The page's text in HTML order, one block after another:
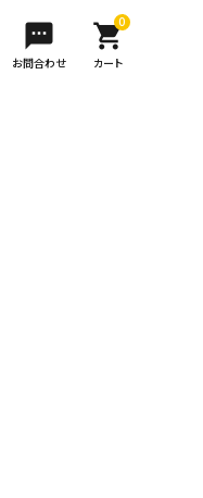
sms
お問合わせ
0
shopping_cart
カート